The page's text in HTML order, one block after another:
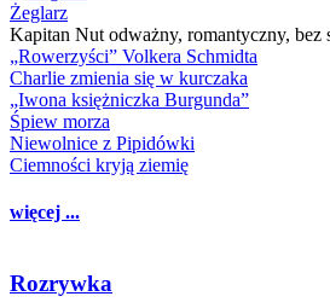
Żeglarz
Kapitan Nut odważny, romantyczny, bez
„Rowerzyści” Volkera Schmidta
Charlie zmienia się w kurczaka
„Iwona księżniczka Burgunda”
Śpiew morza
Niewolnice z Pipidówki
Ciemności kryją ziemię
więcej ...
Rozrywka